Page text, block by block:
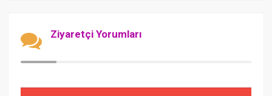
Ziyaretçi Yorumları